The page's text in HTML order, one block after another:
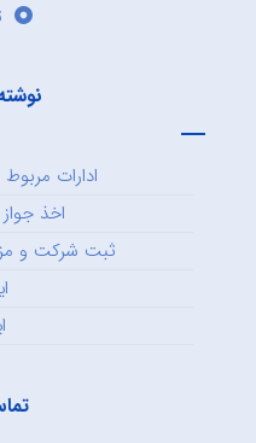
ادارات
اخذ
ثبت شرکت و